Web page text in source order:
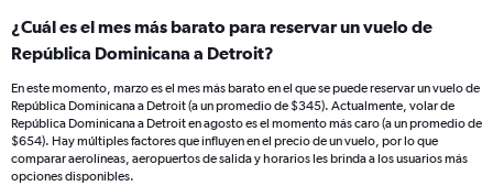
¿Cuál es el mes más barato para reservar un vuelo de
República Dominicana a Detroit?
En este momento, marzo es el mes más barato en el que se puede reservar un vuelo de
República Dominicana a Detroit (a un promedio de $345). Actualmente, volar de
República Dominicana a Detroit en agosto es el momento más caro (a un promedio de
$654). Hay múltiples factores que influyen en el precio de un vuelo, por lo que
comparar aerolíneas, aeropuertos de salida y horarios les brinda a los usuarios más
opciones disponibles.